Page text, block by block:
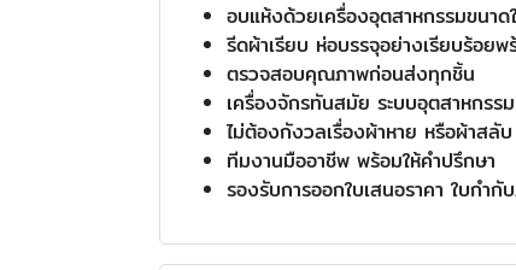
อบแห้งด้วยเครื่องอุตสาหกรรมขนา
รีดผ้าเรียบ ห่อบรรจุอย่างเรียบร้อย
ตรวจสอบคุณภาพก่อนส่งทุกชิ้น
เครื่องจักรทันสมัย ระบบอุตสาหกรร
ไม่ต้องกังวลเรื่องผ้าหาย หรือผ้าสลับ
ทีมงานมืออาชีพ พร้อมให้คำปรึกษา
รองรับการออกใบเสนอราคา ใบกำกั